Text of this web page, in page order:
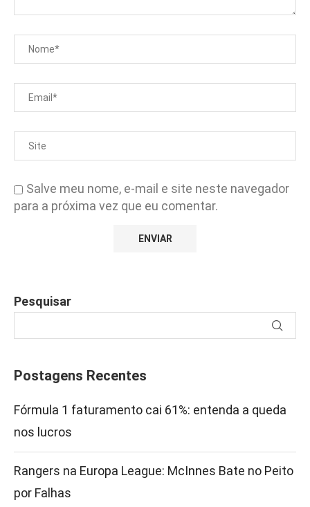
Salve meu nome, e-mail e site neste navegador
para a próxima vez que eu comentar.
Pesquisar
Postagens Recentes
Fórmula 1 faturamento cai 61%: entenda a queda
nos lucros
Rangers na Europa League: McInnes Bate no Peito
por Falhas